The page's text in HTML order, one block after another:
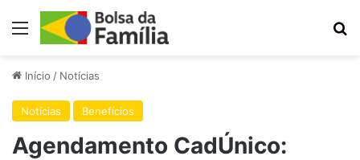
Menu
Início / Notícias
Notícias Benefícios
Agendamento CadÚnico: